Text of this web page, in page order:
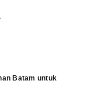
Batam untuk